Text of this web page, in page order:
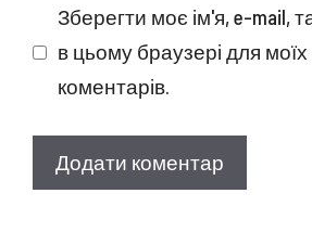
Зберегти моє ім'я, e-mail,
в цьому браузері для
коментарів.